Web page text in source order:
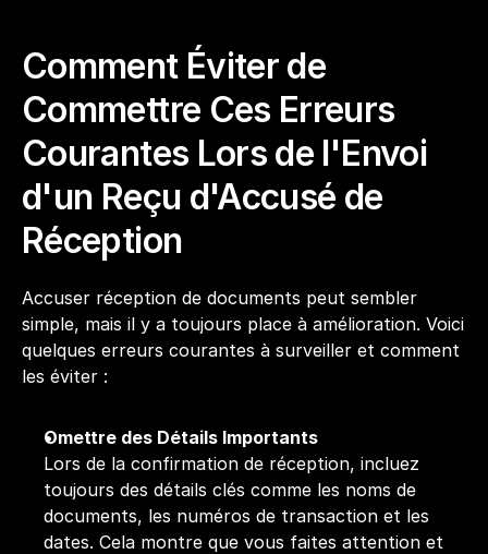
Comment Éviter de
Commettre Ces Erreurs
Courantes Lors de l'Envoi
d'un Reçu d'Accusé de
Réception
Accuser réception de documents peut sembler
simple, mais il y a toujours place à amélioration. Voici
quelques erreurs courantes à surveiller et comment
les éviter :
Omettre des Détails Importants
Lors de la confirmation de réception, incluez
toujours des détails clés comme les noms de
documents, les numéros de transaction et les
dates. Cela montre que vous faites attention et